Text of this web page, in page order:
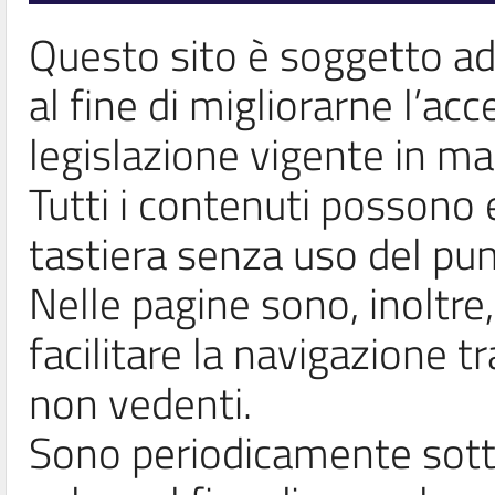
Questo sito è soggetto
al fine di migliorarne
legislazione vigente in
Tutti i contenuti
tastiera senza uso del
Nelle pagine sono,
facilitare la navigazione
non vedenti.
Sono periodicamente